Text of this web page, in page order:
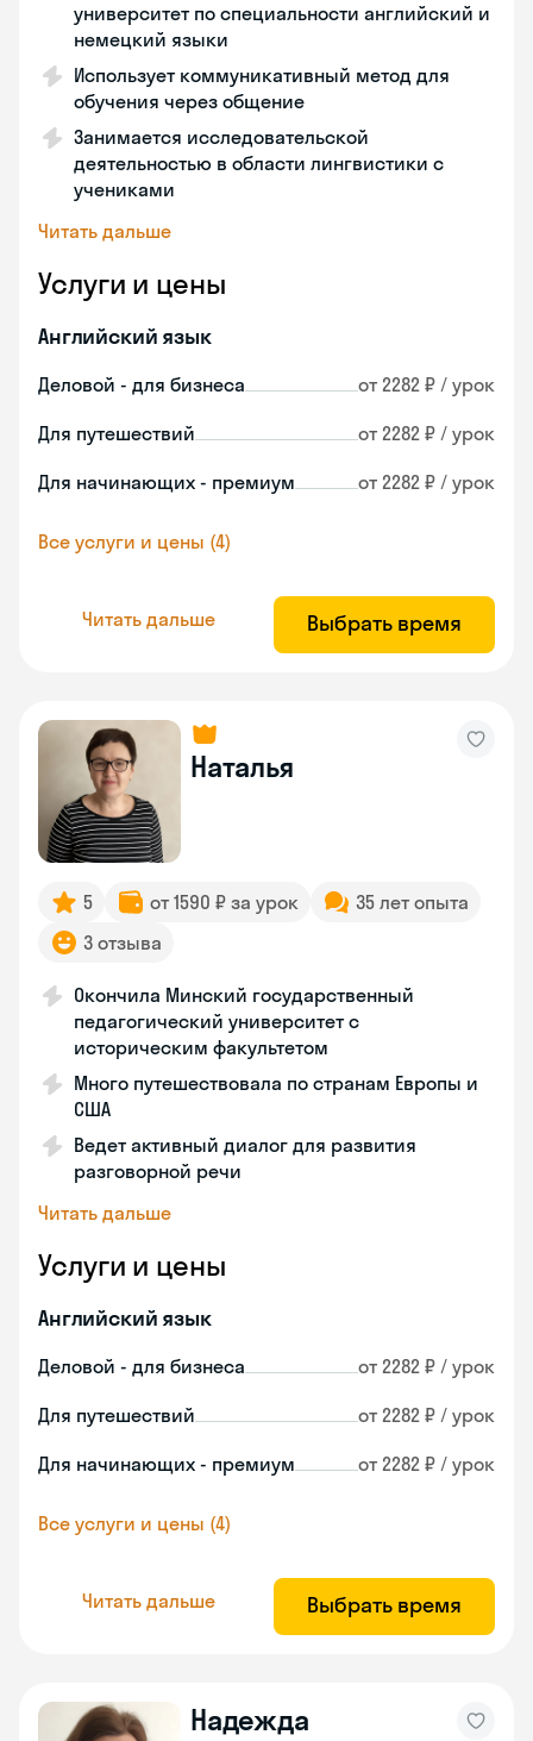
университет по специальности английский и
немецкий языки
Использует коммуникативный метод для
обучения через общение
Занимается исследовательской
деятельностью в области лингвистики с
учениками
Читать дальше
Услуги и цены
Английский язык
Деловой - для бизнеса от 2282 ₽ / урок
Для путешествий от 2282 ₽ / урок
Для начинающих - премиум от 2282 ₽ / урок
Все услуги и цены (4)
Читать дальше Выбрать время
Наталья
5 от 1590 ₽ за урок
35 лет опыта
3 отзыва
Окончила Минский государственный
педагогический университет с
историческим факультетом
Много путешествовала по странам Европы и
США
Ведет активный диалог для развития
разговорной речи
Читать дальше
Услуги и цены
Английский язык
Деловой - для бизнеса от 2282 ₽ / урок
Для путешествий от 2282 ₽ / урок
Для начинающих - премиум от 2282 ₽ / урок
Все услуги и цены (4)
Читать дальше Выбрать время
Надежда